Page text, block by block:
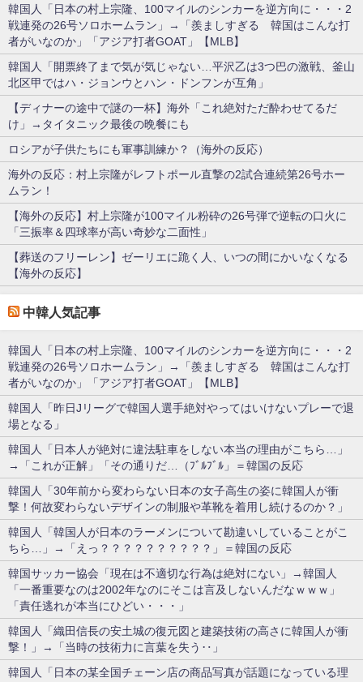
韓国人「日本の村上宗隆、100マイルのシンカーを逆方向に・・・2
戦連発の26号ソロホームラン」→「羨ましすぎる 韓国はこんな打
者がいなのか」「アジア打者GOAT」【MLB】
韓国人「開票終了まで気が気じゃない…平沢乙は3つ巴の激戦、釜山
北区甲ではハ・ジョンウとハン・ドンフンが互角」
【ディナーの途中で謎の一杯】海外「これ絶対ただ酔わせてるだ
け」→タイタニック最後の晩餐にも
ロシアが子供たちにも軍事訓練か？（海外の反応）
海外の反応：村上宗隆がレフトポール直撃の2試合連続第26号ホー
ムラン！
【海外の反応】村上宗隆が100マイル粉砕の26号弾で逆転の口火に
「三振率＆四球率が高い奇妙な二面性」
【葬送のフリーレン】ゼーリエに跪く人、いつの間にかいなくなる
【海外の反応】
中韓人気記事
韓国人「日本の村上宗隆、100マイルのシンカーを逆方向に・・・2
戦連発の26号ソロホームラン」→「羨ましすぎる 韓国はこんな打
者がいなのか」「アジア打者GOAT」【MLB】
韓国人「昨日Jリーグで韓国人選手絶対やってはいけないプレーで退
場となる」
韓国人「日本人が絶対に違法駐車をしない本当の理由がこちら…」
→「これが正解」「その通りだ…（ﾌﾞﾙﾌﾞﾙ」＝韓国の反応
韓国人「30年前から変わらない日本の女子高生の姿に韓国人が衝
撃！何故変わらないデザインの制服や革靴を着用し続けるのか？」
韓国人「韓国人が日本のラーメンについて勘違いしていることがこ
ちら…」→「えっ？？？？？？？？？？」＝韓国の反応
韓国サッカー協会「現在は不適切な行為は絶対にない」→韓国人
「一番重要なのは2002年なのにそこは言及しないんだなｗｗｗ」
「責任逃れが本当にひどい・・・」
韓国人「織田信長の安土城の復元図と建築技術の高さに韓国人が衝
撃！」→「当時の技術力に言葉を失う‥」
韓国人「日本の某全国チェーン店の商品写真が話題になっている理